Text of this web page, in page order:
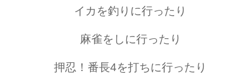
イカを釣りに行ったり
麻雀をしに行ったり
押忍！番長4を打ちに行ったり